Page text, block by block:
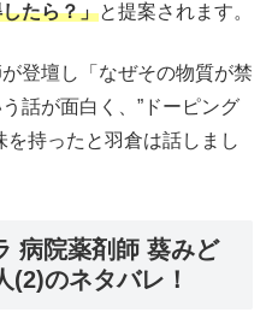
たら？」と提案されます。
登壇し「なぜその物質が禁
話が面白く、”ドーピング
を持ったと羽倉は話しまし
病院薬剤師 葵みど
のネタバレ！